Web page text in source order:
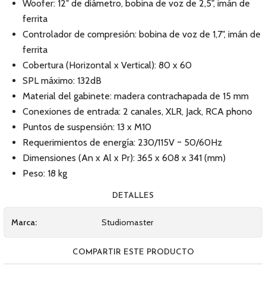
Woofer: 12″ de diámetro, bobina de voz de 2,5", imán de
ferrita
Controlador de compresión: bobina de voz de 1,7", imán de
ferrita
Cobertura (Horizontal x Vertical): 80 x 60
SPL máximo: 132dB
Material del gabinete: madera contrachapada de 15 mm
Conexiones de entrada: 2 canales, XLR, Jack, RCA phono
Puntos de suspensión: 13 x M10
Requerimientos de energía: 230/115V ~ 50/60Hz
Dimensiones (An x Al x Pr): 365 x 608 x 341 (mm)
Peso: 18 kg
DETALLES
Marca: Studiomaster
COMPARTIR ESTE PRODUCTO